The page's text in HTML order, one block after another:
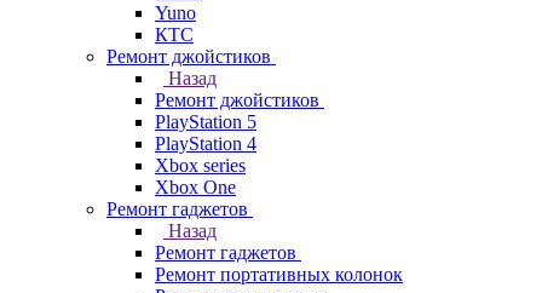
Yuno
КТС
Ремонт джойстиков
Назад
Ремонт джойстиков
PlayStation 5
PlayStation 4
Xbox series
Xbox One
Ремонт гаджетов
Назад
Ремонт гаджетов
Ремонт портативных колонок